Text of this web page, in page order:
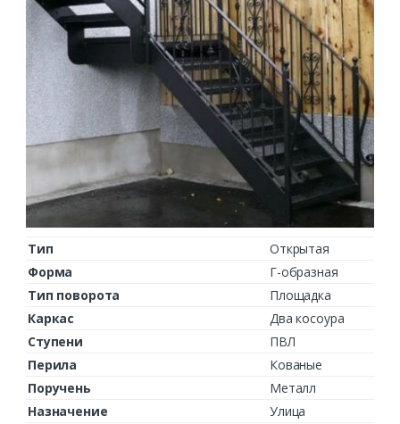
Тип
Открытая
Форма
Г-образная
Тип поворота
Площадка
Каркас
Два косоура
Ступени
ПВЛ
Перила
Кованые
Поручень
Металл
Назначение
Улица